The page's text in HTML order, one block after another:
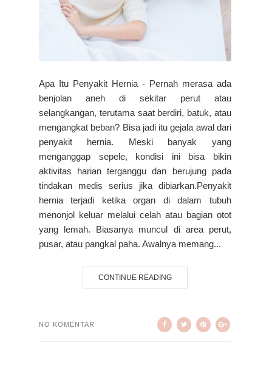
Apa Itu Penyakit Hernia - Pernah merasa ada
benjolan aneh di sekitar perut atau
selangkangan, terutama saat berdiri, batuk, atau
mengangkat beban? Bisa jadi itu gejala awal dari
penyakit hernia. Meski banyak yang
menganggap sepele, kondisi ini bisa bikin
aktivitas harian terganggu dan berujung pada
tindakan medis serius jika dibiarkan.Penyakit
hernia terjadi ketika organ di dalam tubuh
menonjol keluar melalui celah atau bagian otot
yang lemah. Biasanya muncul di area perut,
pusar, atau pangkal paha. Awalnya memang...
CONTINUE READING
NO KOMENTAR